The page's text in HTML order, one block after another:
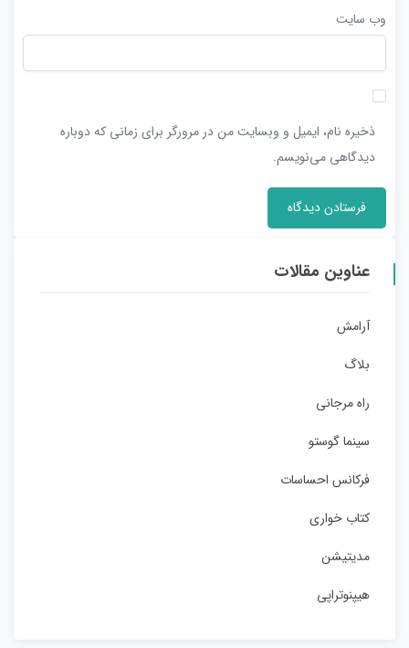
وب‌ سایت
ذخیره نام، ایمیل و وبسایت من در مرورگر برای زمانی که دوباره
دیدگاهی می‌نویسم.
عناوین مقالات
آرامش
بلاگ
راه مرجانی
سینما گوستو
فرکانس احساسات
کتاب خواری
مدیتیشن
هیپنوتراپی